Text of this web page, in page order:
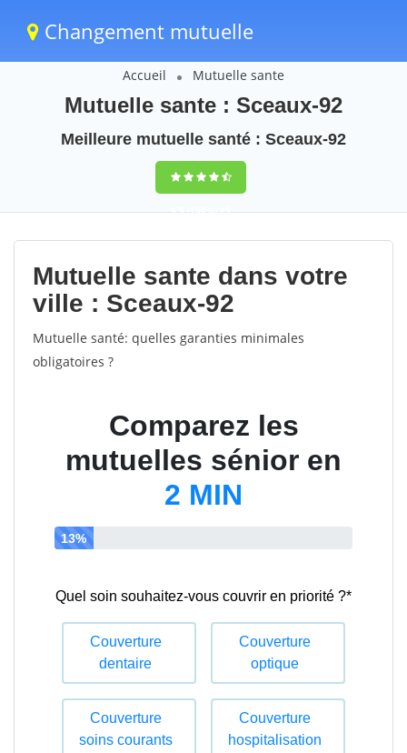
Changement mutuelle
Accueil Mutuelle sante
Mutuelle sante : Sceaux-92
Meilleure mutuelle santé : Sceaux-92
9,5(100%)25
votes
Mutuelle sante dans votre
ville : Sceaux-92
Mutuelle santé: quelles garanties minimales
obligatoires ?